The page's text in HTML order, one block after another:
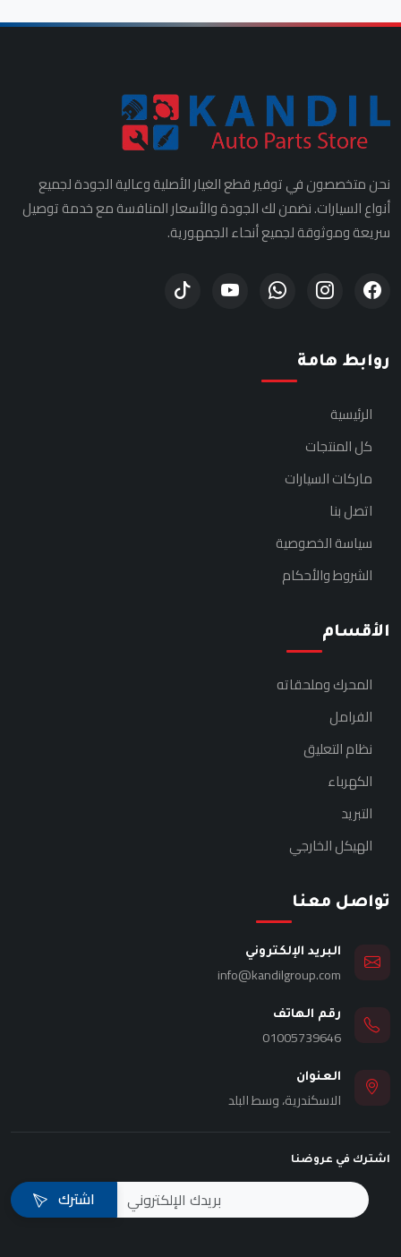
نحن متخصصون في توفير قطع الغيار الأصلية وعالية الجودة لجميع
أنواع السيارات. نضمن لك الجودة والأسعار المنافسة مع خدمة توصيل
سريعة وموثوقة لجميع أنحاء الجمهورية.
روابط هامة
الرئيسية
كل المنتجات
ماركات السيارات
اتصل بنا
سياسة الخصوصية
الشروط والأحكام
الأقسام
المحرك وملحقاته
الفرامل
نظام التعليق
الكهرباء
التبريد
الهيكل الخارجي
تواصل معنا
البريد الإلكتروني
info@kandilgroup.com
رقم الهاتف
01005739646
العنوان
الاسكندرية، وسط البلد
اشترك في عروضنا
اشترك